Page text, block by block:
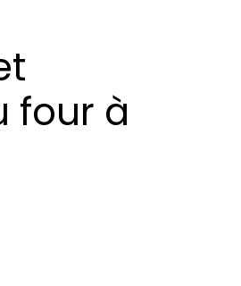
four à